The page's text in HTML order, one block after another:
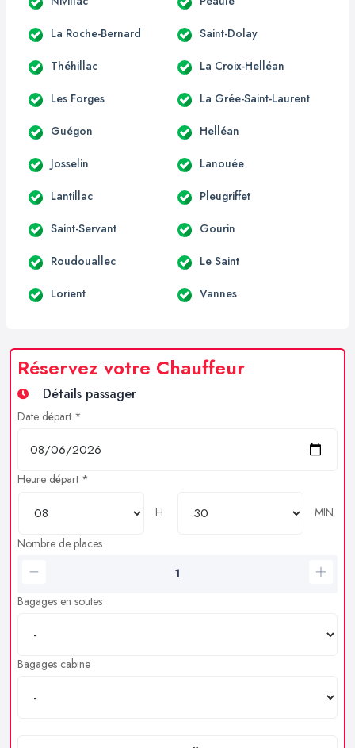
La Roche-Bernard Saint-Dolay
Théhillac La Croix-Helléan
Les Forges La Grée-Saint-Laurent
Guégon Helléan
Josselin Lanouée
Lantillac Pleugriffet
Saint-Servant Gourin
Roudouallec Le Saint
Lorient Vannes
Réservez votre Chauffeur
Détails passager
Date départ *
Heure départ *
H
MIN
Nombre de places
Bagages en soutes
Bagages cabine